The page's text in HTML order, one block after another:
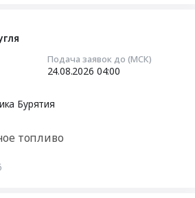
Подача заявок до (МСК)
24.08.2026 04:00
Бурятия
топливо